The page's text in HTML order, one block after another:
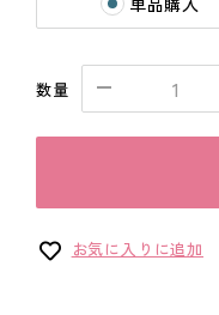
数量
お気に入りに追加